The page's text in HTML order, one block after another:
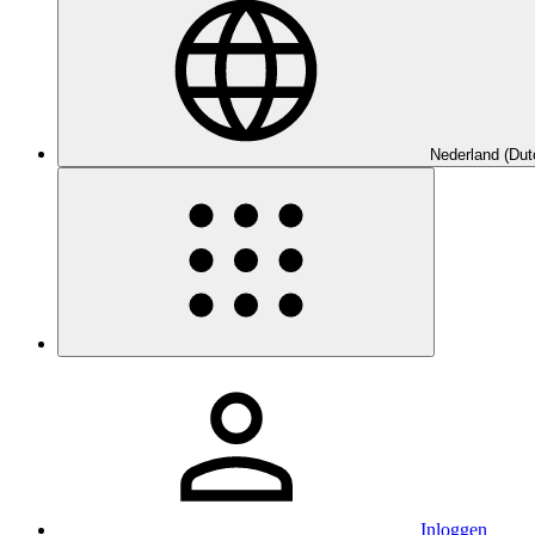
Nederland
Inloggen